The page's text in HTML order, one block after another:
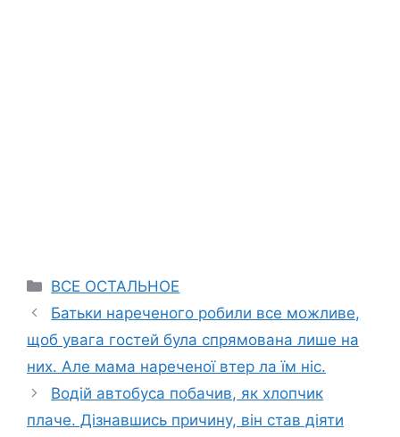
Categories
ВСЕ ОСТАЛЬНОЕ
Батьки нареченого робили все можливе,
щоб увага гостей була спрямована лише на
них. Але мама нареченої втер ла їм ніс.
Водій автобуса побачив, як хлопчик
плаче. Дізнавшись причину, він став діяти